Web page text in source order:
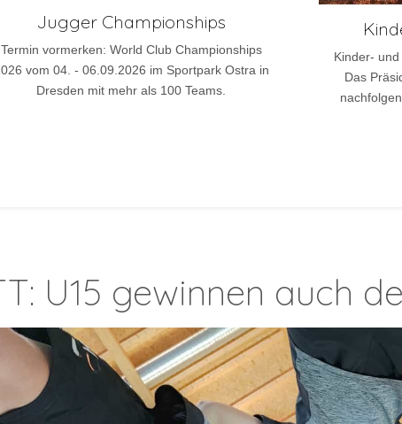
Jugger Championships
Termin vormerken: World Club Championships
vom 04. - 06.09.2026 im Sportpark Ostra in
Dresden mit mehr als 100 Teams.
Kinder-
Das
U15 gewinnen auch